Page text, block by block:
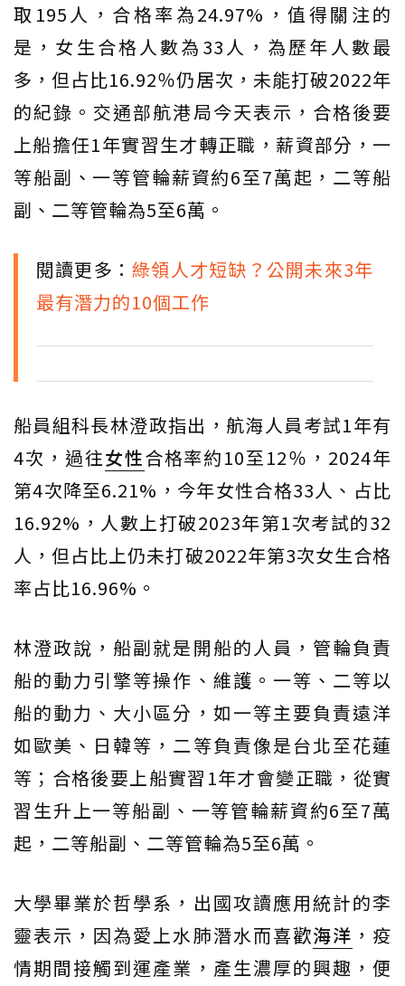
取195人，合格率為24.97%，值得關注的
是，女生合格人數為33人，為歷年人數最
多，但占比16.92％仍居次，未能打破2022年
的紀錄。交通部航港局今天表示，合格後要
上船擔任1年實習生才轉正職，薪資部分，一
等船副、一等管輪薪資約6至7萬起，二等船
副、二等管輪為5至6萬。
閱讀更多：綠領人才短缺？公開未來3年
最有潛力的10個工作
船員組科長林澄政指出，航海人員考試1年有
4次，過往女性合格率約10至12％，2024年
第4次降至6.21%，今年女性合格33人、占比
16.92%，人數上打破2023年第1次考試的32
人，但占比上仍未打破2022年第3次女生合格
率占比16.96%。
林澄政說，船副就是開船的人員，管輪負責
船的動力引擎等操作、維護。一等、二等以
船的動力、大小區分，如一等主要負責遠洋
如歐美、日韓等，二等負責像是台北至花蓮
等；合格後要上船實習1年才會變正職，從實
習生升上一等船副、一等管輪薪資約6至7萬
起，二等船副、二等管輪為5至6萬。
大學畢業於哲學系，出國攻讀應用統計的李
靈表示，因為愛上水肺潛水而喜歡海洋 ，疫
情期間接觸到運產業，產生濃厚的興趣，便